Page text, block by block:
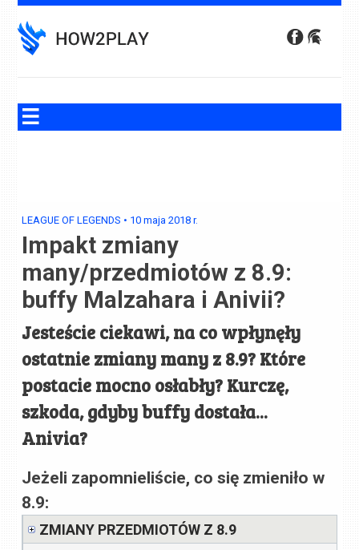
to
content
LEAGUE OF LEGENDS • 10 maja 2018 r.
Impakt zmiany
many/przedmiotów z 8.9:
buffy Malzahara i Anivii?
Jesteście ciekawi, na co wpłynęły
ostatnie zmiany many z 8.9? Które
postacie mocno osłabły? Kurczę,
szkoda, gdyby buffy dostała...
Anivia?
Jeżeli zapomnieliście, co się zmieniło w
8.9:
ZMIANY PRZEDMIOTÓW Z 8.9